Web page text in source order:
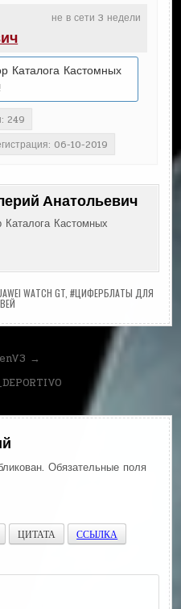
не в сети 3 недели
Каталога Кастомных
249
06-10-2019
Анатольевич
Каталога Кастомных
WATCH GT #ЦИФЕРБЛАТЫ ДЛЯ
→
Обязательные поля
ЦИТАТА
ССЫЛКА